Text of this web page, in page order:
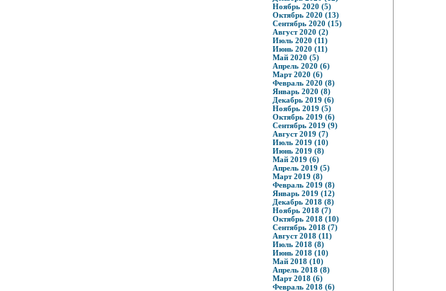
Ноябрь 2020 (5)
Октябрь 2020 (13)
Сентябрь 2020 (15)
Август 2020 (2)
Июль 2020 (11)
Июнь 2020 (11)
Май 2020 (5)
Апрель 2020 (6)
Март 2020 (6)
Февраль 2020 (8)
Январь 2020 (8)
Декабрь 2019 (6)
Ноябрь 2019 (5)
Октябрь 2019 (6)
Сентябрь 2019 (9)
Август 2019 (7)
Июль 2019 (10)
Июнь 2019 (8)
Май 2019 (6)
Апрель 2019 (5)
Март 2019 (8)
Февраль 2019 (8)
Январь 2019 (12)
Декабрь 2018 (8)
Ноябрь 2018 (7)
Октябрь 2018 (10)
Сентябрь 2018 (7)
Август 2018 (11)
Июль 2018 (8)
Июнь 2018 (10)
Май 2018 (10)
Апрель 2018 (8)
Март 2018 (6)
Февраль 2018 (6)